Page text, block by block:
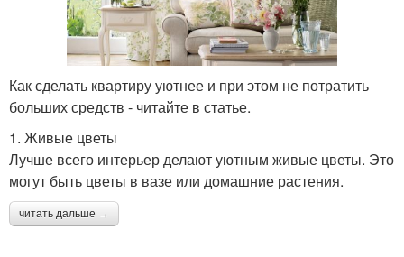
Как сделать квартиру уютнее и при этом не потратить
больших средств - читайте в статье.
1. Живые цветы
Лучше всего интерьер делают уютным живые цветы. Это
могут быть цветы в вазе или домашние растения.
читать дальше →